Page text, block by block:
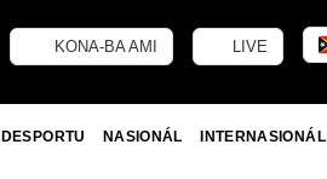
KONA-BA AMI LIVE
DESPORTU NASIONÁL INTERNASIONÁL